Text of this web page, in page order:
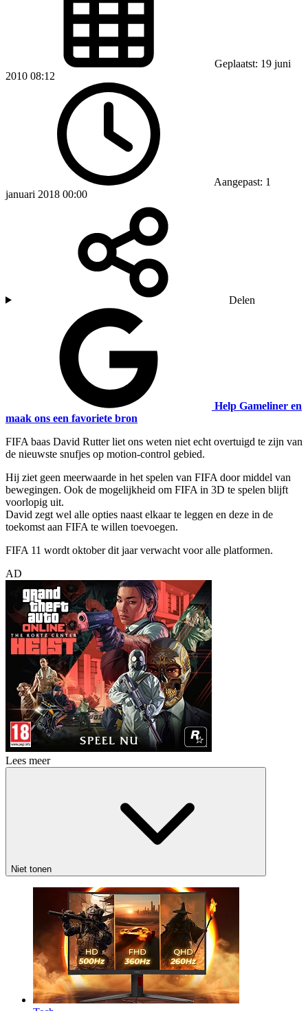
Geplaatst: 19 juni
2010 08:12
Aangepast: 1
januari 2018 00:00
Delen
Help Gameliner en
maak ons een favoriete bron
FIFA baas David Rutter liet ons weten niet echt overtuigd te zijn van
de nieuwste snufjes op motion-control gebied.
Hij ziet geen meerwaarde in het spelen van FIFA door middel van
bewegingen. Ook de mogelijkheid om FIFA in 3D te spelen blijft
voorlopig uit.
David zegt wel alle opties naast elkaar te leggen en deze in de
toekomst aan FIFA te willen toevoegen.
FIFA 11 wordt oktober dit jaar verwacht voor alle platformen.
AD
Lees meer
Niet tonen